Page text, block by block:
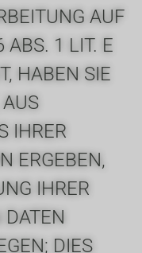
AUF
ABS. 1 LIT. E
HABEN SIE
IHRER
ERGEBEN,
IHRER
DATEN
DIES